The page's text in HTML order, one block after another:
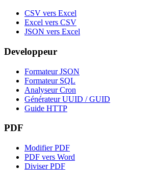
CSV vers Excel
Excel vers CSV
JSON vers Excel
Developpeur
Formateur JSON
Formateur SQL
Analyseur Cron
Générateur UUID / GUID
Guide HTTP
PDF
Modifier PDF
PDF vers Word
Diviser PDF